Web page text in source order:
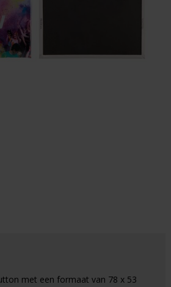
met een formaat van 78 x 53